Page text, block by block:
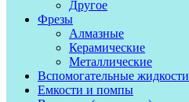
Другое
Фрезы
Алмазные
Керамические
Металлические
Вспомогательные жидкости
Емкости и помпы